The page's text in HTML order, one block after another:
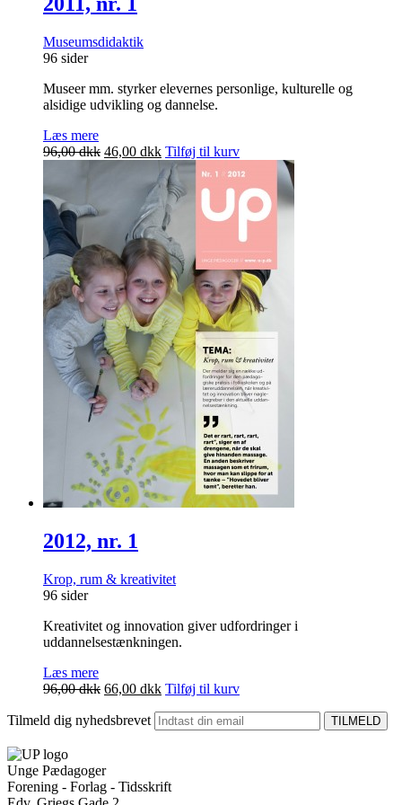
Museumsdidaktik
96 sider
Museer mm. styrker elevernes personlige, kulturelle og
alsidige udvikling og dannelse.
Læs mere
96,00dkk Den
96,00 dkk.
46,00 dkkDen
aktuelle
pris
er:
46,00 dkk.
Tilføj til kurv
2012, nr. 1
Krop, rum & kreativitet
96 sider
Kreativitet og innovation giver udfordringer i
uddannelsestænkningen.
Læs mere
96,00dkk Den
pris
66,00 dkkDen
pris
Tilføj til kurv
Tilmeld dig nyhedsbrevet
Unge Pædagoger
Forening - Forlag - Tidsskrift